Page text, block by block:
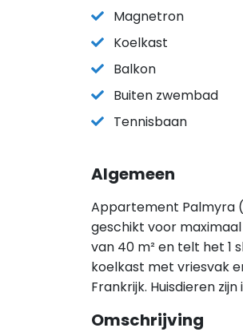
Magnetron
Koelkast
Balkon
Buiten zwembad
Tennisbaan
Algemeen
Appartement Palmyra
geschikt voor
van 40 m² en telt het 1
koelkast met vriesvak
Frankrijk. Huisdieren
Omschrijving